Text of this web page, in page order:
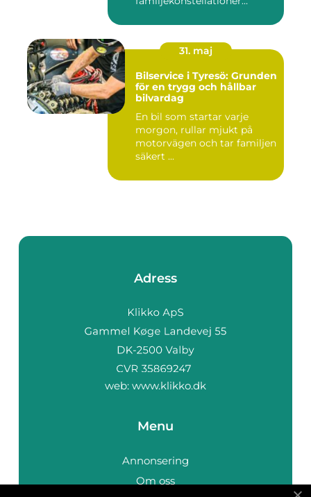
31. maj
Bilservice i Tyresö: Grunden
för en trygg och hållbar
bilvardag
En bil som startar varje
morgon, rullar mjukt på
motorvägen och tar familjen
säkert ...
Adress
web: www.klikko.dk
Menu
Annonsering
Om oss